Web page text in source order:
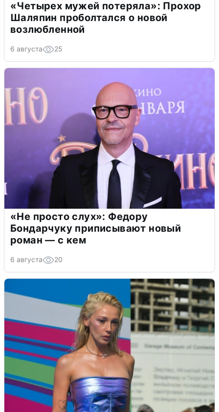
«Четырех мужей потеряла»: Прохор
Шаляпин проболтался о новой
возлюбленной
6 августа 25
«Не просто слух»: Федору
Бондарчуку приписывают новый
роман — с кем
6 августа 20